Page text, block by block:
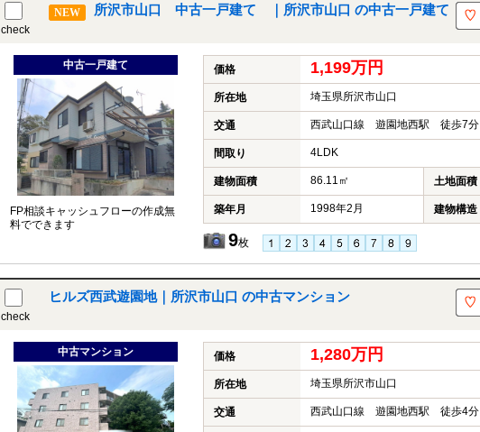
check
NEW 所沢市山口 中古一戸建て ｜所沢市山口 の中古一戸建て
中古一戸建て
FP相談キャッシュフローの作成無
料でできます
価格 1,199万円
所在地 埼玉県所沢市山口
交通 西武山口線 遊園地西駅 徒歩7分
間取り 4LDK
建物面積 86.11㎡ 土地面積
築年月 1998年2月 建物構造
9枚
check
ヒルズ西武遊園地｜所沢市山口 の中古マンション
中古マンション 価格 1,280万円
所在地 埼玉県所沢市山口
交通 西武山口線 遊園地西駅 徒歩4分